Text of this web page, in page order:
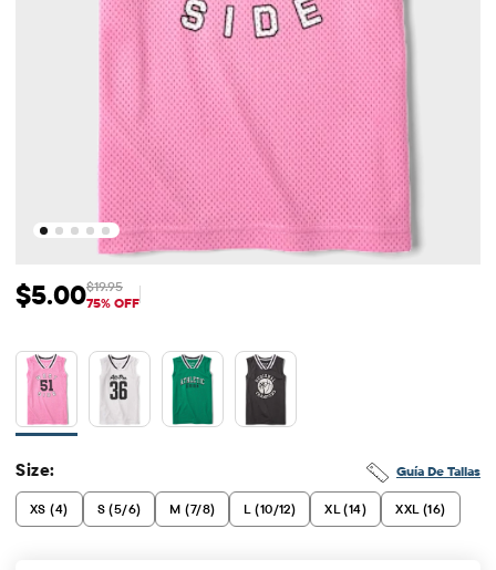
Precio de venta: $5
$5.00 Precio original: $19.95
$19.95
75% OFF
Guía De Tallas
Size:
XS (4) S (5/6) M (7/8) L (10/12) XL (14) XXL (16)